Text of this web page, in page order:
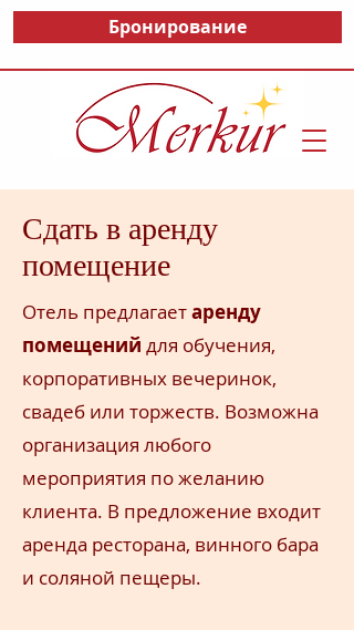
Бронирование
Сдать в аренду
помещение
Отель предлагаетаренду
помещений для обучения,
корпоративных вечеринок,
свадеб или торжеств. Возможна
организация любого
мероприятия по желанию
клиента. В предложение входит
аренда ресторана, винного бара
и соляной пещеры.